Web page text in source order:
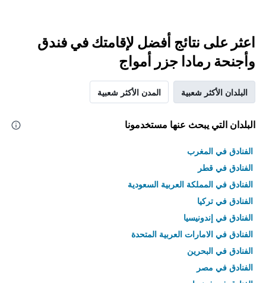
اعثر على نتائج أفضل لإقامتك في فندق
وأجنحة رمادا جزر أمواج
البلدان الأكثر شعبية المدن الأكثر شعبية
البلدان التي يبحث عنها مستخدمونا
الفنادق في المغرب
الفنادق في قطر
الفنادق في المملكة العربية السعودية
الفنادق في تركيا
الفنادق في إندونيسيا
الفنادق في الامارات العربية المتحدة
الفنادق في البحرين
الفنادق في مصر